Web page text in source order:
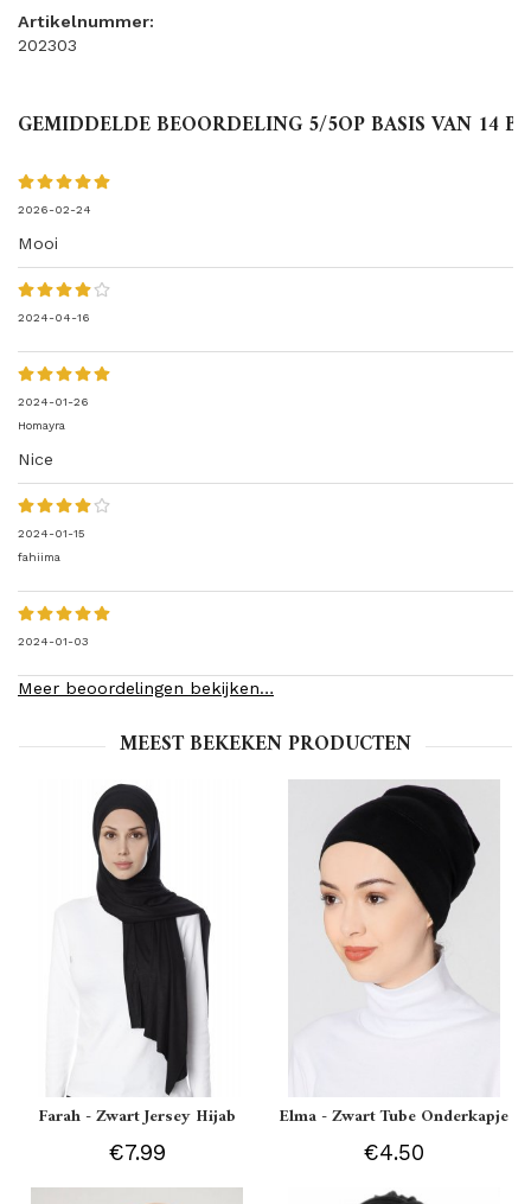
Artikelnummer:
202303
GEMIDDELDE BEOORDELING 5/5OP BASIS VAN 14
2026-02-24
Mooi
2024-04-16
2024-01-26
Homayra
Nice
2024-01-15
fahiima
2024-01-03
Meer beoordelingen bekijken…
MEEST BEKEKEN PRODUCTEN
Farah - Zwart Jersey Hijab
€7.99
Elma - Zwart Tube Onderkapje
€4.50